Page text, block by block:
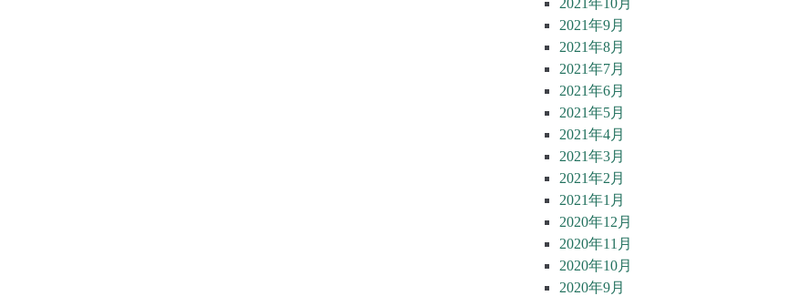
2021年9月
2021年8月
2021年7月
2021年6月
2021年5月
2021年4月
2021年3月
2021年2月
2021年1月
2020年12月
2020年11月
2020年10月
2020年9月